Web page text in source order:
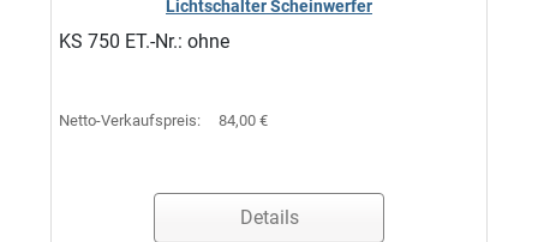
Lichtschalter Scheinwerfer
KS 750 ET.-Nr.: ohne
Netto-Verkaufspreis: 84,00 €
Details